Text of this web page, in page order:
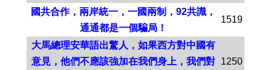
國共合作，兩岸統一，一國兩制，92共識，
通通都是一個騙局！
1519
大馬總理安華語出驚人，如果西方對中國有
意見，他們不應該強加在我們身上，我們對 1250